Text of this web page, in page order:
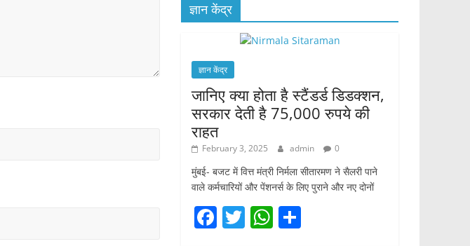
ज्ञान केंद्र
ज्ञान केंद्र
जानिए क्या होता है स्टैंडर्ड डिडक्शन,
सरकार देती है 75,000 रुपये की
राहत
February 3, 2025 admin 0
मुंबई- बजट में वित्त मंत्री निर्मला सीतारमण ने सैलरी पाने
वाले कर्मचारियों और पेंशनर्स के लिए पुराने और नए दोनों
F T W